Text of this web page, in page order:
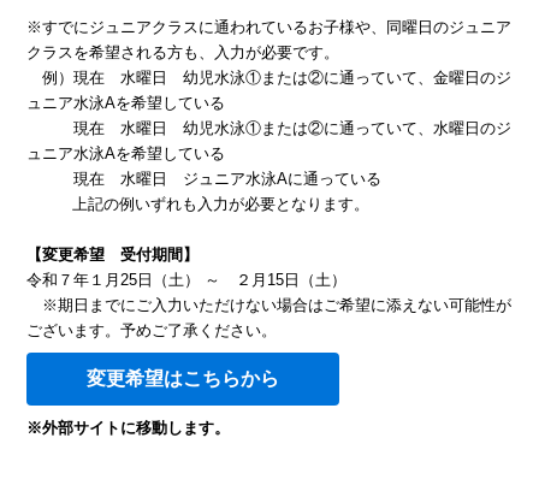
※すでにジュニアクラスに通われているお子様や、同曜日のジュニア
クラスを希望される方も、入力が必要です。
例）現在 水曜日 幼児水泳①または②に通っていて、金曜日のジ
ュニア水泳Aを希望している
現在 水曜日 幼児水泳①または②に通っていて、水曜日のジ
ュニア水泳Aを希望している
現在 水曜日 ジュニア水泳Aに通っている
上記の例いずれも入力が必要となります。
【変更希望 受付期間】
令和７年１月25日（土） ～ ２月15日（土）
※期日までにご入力いただけない場合はご希望に添えない可能性が
ございます。予めご了承ください。
変更希望はこちらから
※外部サイトに移動します。